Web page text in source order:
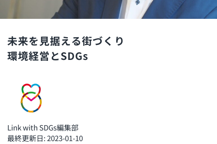
未来を見据える街づくり
環境経営とSDGs
Link with SDGs編集部
最終更新日: 2023-01-10